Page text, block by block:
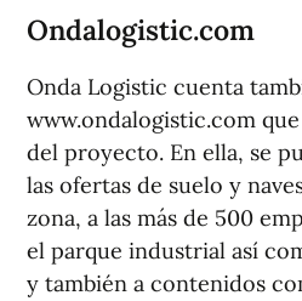
Ondalogistic.com
Onda Logistic cuenta
www.ondalogistic.com
del proyecto. En ella, se
las ofertas de suelo y
zona, a las más de 500
el parque industrial así
y también a contenidos